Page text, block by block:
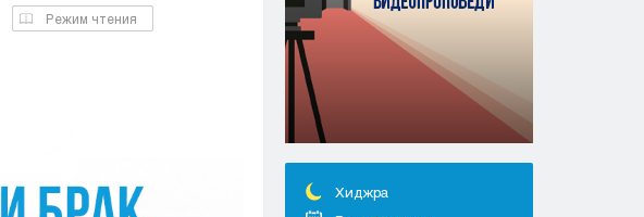
Костанай
Кызылорда
Павлодар
Петропавловск
Талдыкорган
Тараз
Туркестан
Режим чтения
Хиджра